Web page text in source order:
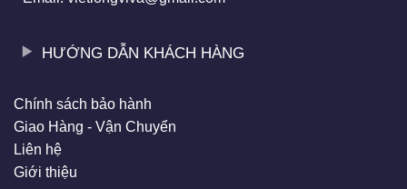
HƯỚNG DẪN KHÁCH HÀNG
Chính sách bảo hành
Giao Hàng - Vận Chuyển
Liên hệ
Giới thiệu